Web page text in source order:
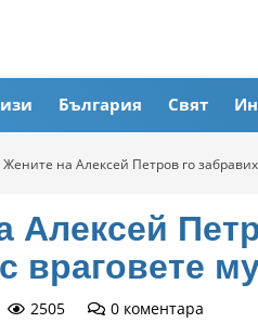
България Свят
Жените на Алексей Петров го
Алексей
враговете
2505 0 коментара